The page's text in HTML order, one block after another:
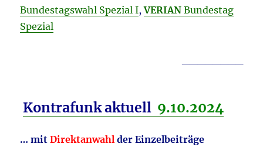
Bundestagswahl Spezial I,VERIANBundestag
Spezial
Kontrafunk aktuell 9.10.2024
… mitDirektanwahl der Einzelbeiträge